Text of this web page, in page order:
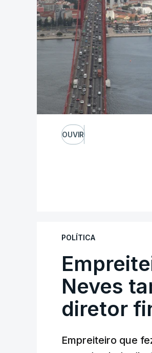
OUVIR
POLÍTICA
Neves
diretor
Empreiteiro que